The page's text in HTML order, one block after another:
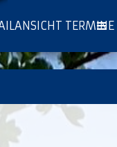
TERMINE